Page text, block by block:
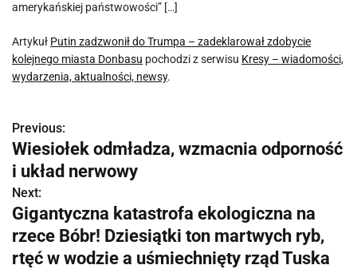
amerykańskiej państwowości” […]
Artykuł Putin zadzwonił do Trumpa – zadeklarował zdobycie
kolejnego miasta Donbasu pochodzi z serwisu Kresy – wiadomości,
wydarzenia, aktualności, newsy.
N
a
w
i
g
Previous:
Wiesiołek odmładza, wzmacnia odporność
i układ nerwowy
Next:
Gigantyczna katastrofa ekologiczna na
rzece Bóbr! Dziesiątki ton martwych ryb,
rtęć w wodzie a uśmiechnięty rząd Tuska